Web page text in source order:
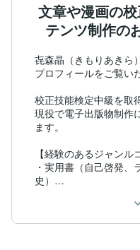
文章や漫画の
テンツ制作の
㐂森晶（きもりあきら
プロフィールをご覧い
校正技能検定中級を取
現役で電子出版物制作
ます。
【経験のあるジャンル
・実用書（自己啓発
史）
・コミック（青年、
【対応可能な業務】